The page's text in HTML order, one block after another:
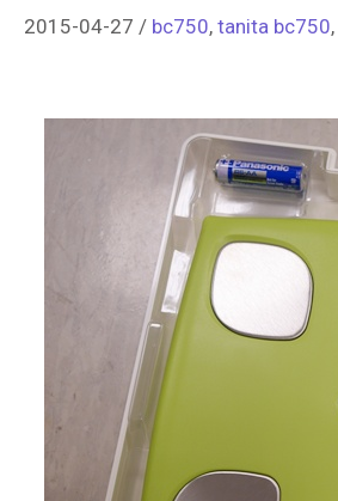
2015-04-27 / bc750, tanita bc750,